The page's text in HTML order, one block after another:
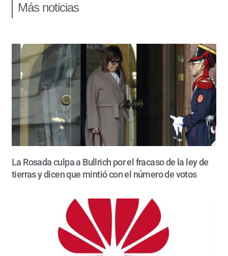
Más noticias
La Rosada culpa a Bullrich por el fracaso de la ley de
tierras y dicen que mintió con el número de votos